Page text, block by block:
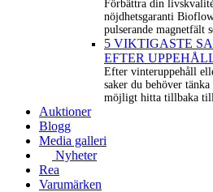
Förbättra din
nöjdhetsgaranti
pulserande magnetfält
5 VIKTIGASTE
EFTER
Efter vinteruppehåll
saker du behöver
möjligt hitta tillbaka
Auktioner
Blogg
Media galleri
Nyheter
Rea
Varumärken